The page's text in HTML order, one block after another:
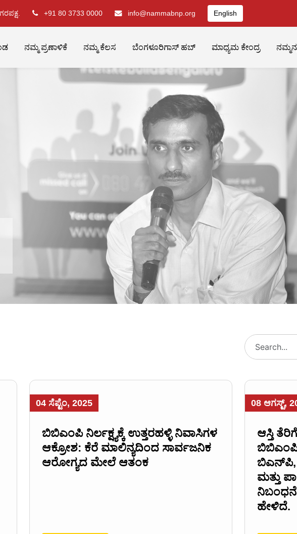
+91 80 3733 0000 info@nammabnp.org English
ನಮ್ಮ ಪ್ರಣಾಳಿಕೆ ನಮ್ಮ ಕೆಲಸ ಬೆಂಗಳೂರಿಗಾಸ್ ಹಬ್ ಮಾಧ್ಯಮ ಕೇಂದ್ರ
04 ಸೆಪ್ಟೆಂ, 2025
ಬಿಬಿಎಂಪಿ ನಿರ್ಲಕ್ಷ್ಯಕ್ಕೆ ಉತ್ತರಹಳ್ಳಿ ನಿವಾಸಿಗಳ
ಆಕ್ರೋಶ: ಕೆರೆ ಮಾಲಿನ್ಯದಿಂದ ಸಾರ್ವಜನಿಕ
ಆರೋಗ್ಯದ ಮೇಲೆ ಆತಂಕ
08 ಆಗಸ್ಟ್,
ಆಸ್ತಿ
ಬಿಎನ್‌ಪಿ,
ಮತ್ತು
ಹೇಳಿದೆ.